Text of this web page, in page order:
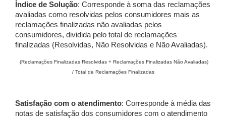
Índice de Solução: Corresponde à soma das reclamações
avaliadas como resolvidas pelos consumidores mais as
reclamações finalizadas não avaliadas pelos
consumidores, dividida pelo total de reclamações
finalizadas (Resolvidas, Não Resolvidas e Não Avaliadas).
(Reclamações Finalizadas Resolvidas + Reclamações Finalizadas Não Avaliadas)
/ Total de Reclamações Finalizadas
Satisfação com o atendimento: Corresponde à média das
notas de satisfação dos consumidores com o atendimento